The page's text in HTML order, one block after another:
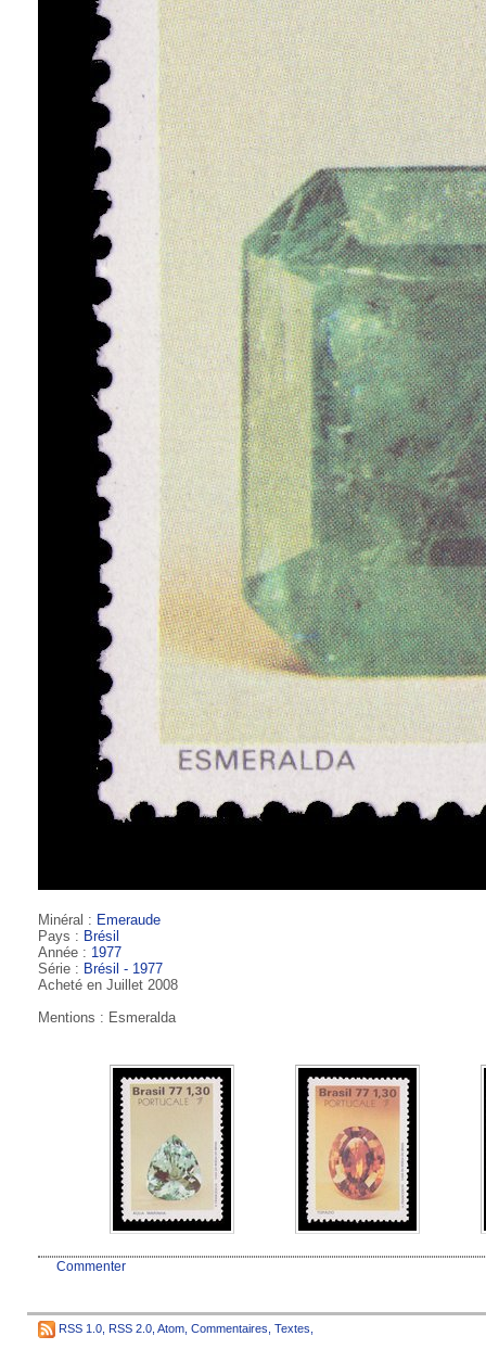
Minéral : Emeraude
Pays : Brésil
Année : 1977
Série : Brésil - 1977
Acheté en Juillet 2008
Mentions : Esmeralda
Commenter
RSS 1.0 RSS 2.0 Atom Commentaires Textes